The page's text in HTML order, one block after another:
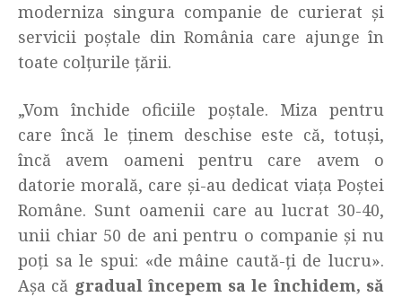
moderniza singura companie de curierat şi
servicii poştale din România care ajunge în
toate colţurile ţării.
„Vom închide oficiile poștale. Miza pentru
care încă le ținem deschise este că, totuși,
încă avem oameni pentru care avem o
datorie morală, care și-au dedicat viața Poștei
Române. Sunt oamenii care au lucrat 30-40,
unii chiar 50 de ani pentru o companie și nu
poți sa le spui: «de mâine caută-ți de lucru».
Așa că gradual începem sa le închidem, să